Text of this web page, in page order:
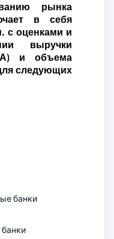
рынка
в себя
с оценками и
выручки
и объема
следующих
банки